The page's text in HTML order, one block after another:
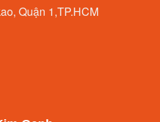
Quận 1,TP.HCM